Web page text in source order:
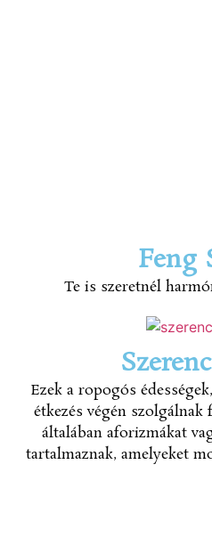
Feng
Te is szeretnél
Ezek a ropogós
étkezés végén
általában aforizmákat
tartalmaznak, amelyeket